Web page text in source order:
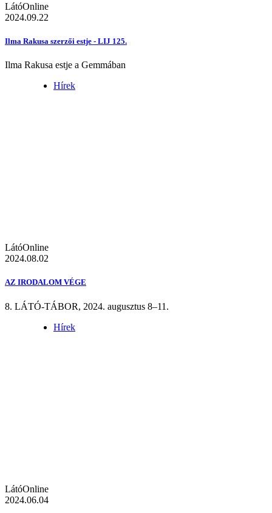
LátóOnline
2024.09.22
Ilma Rakusa szerzői estje - LIJ 125.
Ilma Rakusa estje a Gemmában
Hírek
LátóOnline
2024.08.02
AZ IRODALOM VÉGE
8. LÁTÓ-TÁBOR, 2024. augusztus 8–11.
Hírek
LátóOnline
2024.06.04